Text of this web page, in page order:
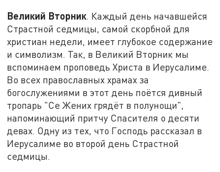
Великий Вторник. Каждый день начавшейся
Страстной седмицы, самой скорбной для
христиан недели, имеет глубокое содержание
и символизм. Так, в Великий Вторник мы
вспоминаем проповедь Христа в Иерусалиме.
Во всех православных храмах за
богослужениями в этот день поётся дивный
тропарь "Се Жених грядёт в полунощи",
напоминающий притчу Спасителя о десяти
девах. Одну из тех, что Господь рассказал в
Иерусалиме во второй день Страстной
седмицы.